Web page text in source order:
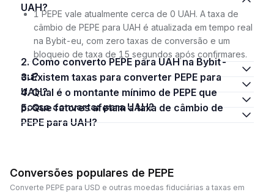
UAH?
1 PEPE vale atualmente cerca de 0 UAH. A taxa de
câmbio de PEPE para UAH é atualizada em tempo real
na Bybit-eu, com zero taxas de conversão e um
bloqueio de taxa de 15 segundos após confirmares.
2. Como converto PEPE para UAH na Bybit-
eu?
3. Existem taxas para converter PEPE para
UAH?
4. Qual é o montante mínimo de PEPE que
posso converter para UAH?
5. Que fatores afetam a taxa de câmbio de
PEPE para UAH?
Conversões populares de PEPE
Converte PEPE para USD e outras moedas fiduciárias a taxas em